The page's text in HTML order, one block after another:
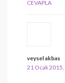
CEVAPLA
veysel akbas
21 Ocak